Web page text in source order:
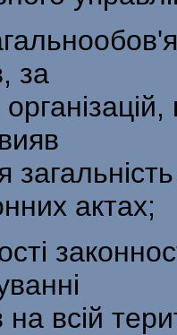
за­
актах;
на всій